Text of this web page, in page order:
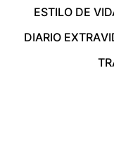
ESTILO DE
DIARIO EXTRA